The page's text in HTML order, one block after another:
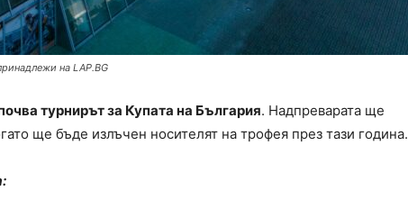
на LAP.BG
турнирът за Купата на България. Надпреварата ще
ще бъде излъчен носителят на трофея през тази година.